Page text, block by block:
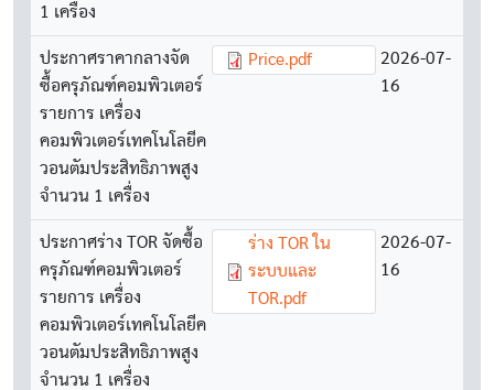
1 เครื่อง
ประกาศราคากลางจัด
ซื้อครุภัณฑ์คอมพิวเตอร์
รายการ เครื่อง
คอมพิวเตอร์เทคโนโลยีค
วอนตัมประสิทธิภาพสูง
จำนวน 1 เครื่อง
Document
Price.pdf
2026-07-
16
ประกาศร่าง TOR จัดซื้อ
ครุภัณฑ์คอมพิวเตอร์
รายการ เครื่อง
คอมพิวเตอร์เทคโนโลยีค
วอนตัมประสิทธิภาพสูง
จำนวน 1 เครื่อง
Document
ร่าง TOR ใน
ระบบและ
TOR.pdf
2026-07-
16